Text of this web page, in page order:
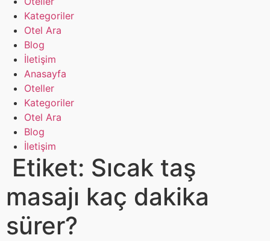
Kategoriler
Otel Ara
Blog
İletişim
Anasayfa
Oteller
Kategoriler
Otel Ara
Blog
İletişim
Etiket: Sıcak taş
masajı kaç dakika
sürer?